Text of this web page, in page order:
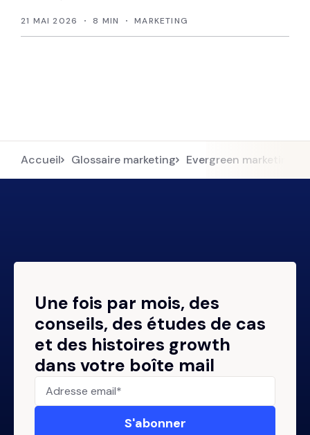
21 MAI 2026 8 MIN MARKETING
Accueil Glossaire marketing Evergreen marketing
Une fois par mois, des
conseils, des études de cas
et des histoires growth
dans votre boîte mail